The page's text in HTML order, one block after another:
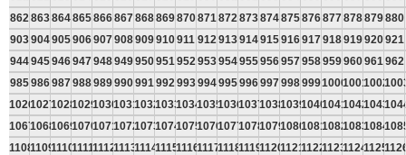
862 863864865866867868869870871 872 873874875876877878879880
903904905906907908909910911 912 913914915916917918919920921
944945946947948949950951 952 953954955956957958959960961 962
985986987988989990991 992 993994995996997998999100010011002
102610271028102910301031103210331034103510361037103810391040104110421043
106710681069107010711072107310741075107610771078107910801081108210831084
110811091110111111121113111411151116111711181119112011211122112311241125